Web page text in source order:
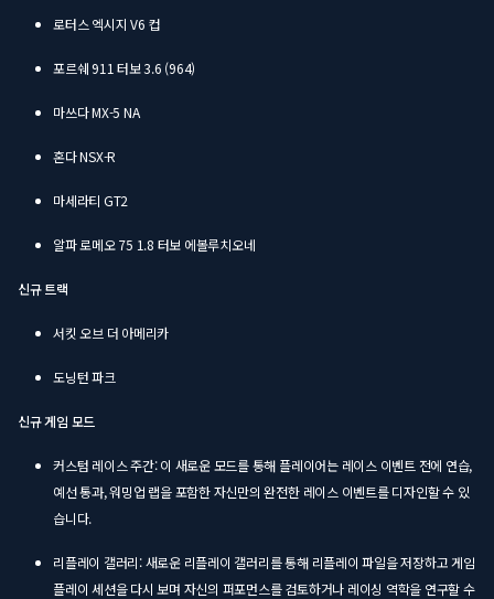
로터스 엑시지 V6 컵
포르쉐 911 터보 3.6 (964)
마쓰다 MX-5 NA
혼다 NSX-R
마세라티 GT2
알파 로메오 75 1.8 터보 에볼루치오네
신규 트랙
서킷 오브 더 아메리카
도닝턴 파크
신규 게임 모드
커스텀 레이스 주간: 이 새로운 모드를 통해 플레이어는 레이스 이벤트 전에 연습,
예선 통과, 워밍업 랩을 포함한 자신만의 완전한 레이스 이벤트를 디자인할 수 있
습니다.
리플레이 갤러리: 새로운 리플레이 갤러리를 통해 리플레이 파일을 저장하고 게임
플레이 세션을 다시 보며 자신의 퍼포먼스를 검토하거나 레이싱 역학을 연구할 수